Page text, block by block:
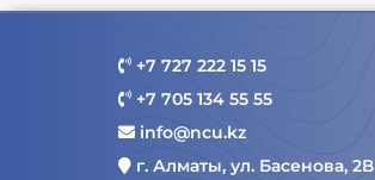
+7 727 222 15 15
+7 705 134 55 55
info@ncu.kz
г. Алматы, ул. Басенова, 2В